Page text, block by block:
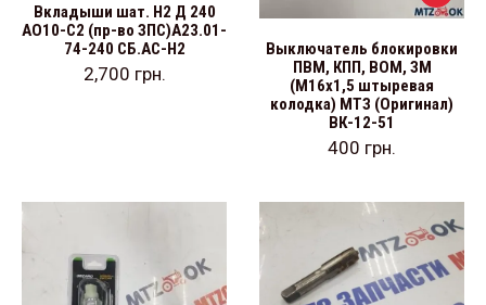
Вкладыши шат. Н2 Д 240
АО10-С2 (пр-во ЗПС)А23.01-
74-240 СБ.АС-Н2
2,700 грн.
Выключатель блокировки
ПВМ, КПП, ВОМ, ЗМ
(М16х1,5 штыревая
колодка) МТЗ (Оригинал)
ВК-12-51
400 грн.